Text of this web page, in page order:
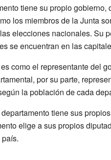
tiene su propio gobierno,
los miembros de la Junta
elecciones nacionales. Su
se encuentran en las
como el representante del
por su parte,
la población de cada
tiene sus propios
elige a sus propios